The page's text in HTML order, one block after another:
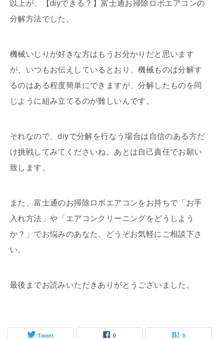
以上が、【diyできる？】富士通お掃除ロボエアコンの
分解方法でした。
機械いじりが好きな方はもうお分かりだと思います
が、いつもお伝えしているとおり、機械ものは分解す
るのはある程度簡単にできますが、分解したものを同
じように組み立てるのが難しいんです。
それなので、diyで分解を行なう場合は自信のある方だ
け挑戦してみてくださいね。あとは自己責任でお願い
致します。
また、富士通のお掃除ロボエアコンをお持ちで「お手
入れ方法」や「エアコンクリーニングをどうしよう
か？」でお悩みのあなた、どうぞお気軽にご相談下さ
い。
最後までお読みいただきありがとうございました。
Tweet 0 0